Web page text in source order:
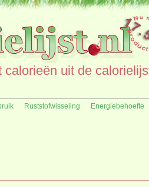
calorieën uit de
Ruststofwisseling Energiebehoefte